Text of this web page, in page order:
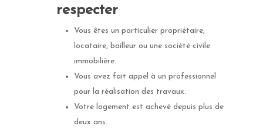
respecter
Vous êtes un particulier propriétaire,
locataire, bailleur ou une société civile
immobilière.
Vous avez fait appel à un professionnel
pour la réalisation des travaux.
Votre logement est achevé depuis plus de
deux ans.